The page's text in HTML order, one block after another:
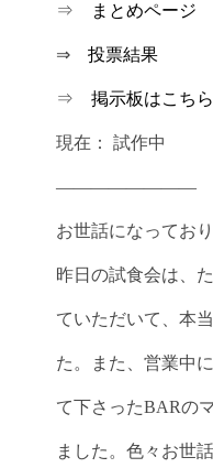
⇒ まとめページ
⇒ 投票結果
⇒ 掲示板はこち
現在： 試作中
————————
お世話になっており
昨日の試食会は、
ていただいて、本
た。また、営業中
て下さったBARの
ました。色々お世